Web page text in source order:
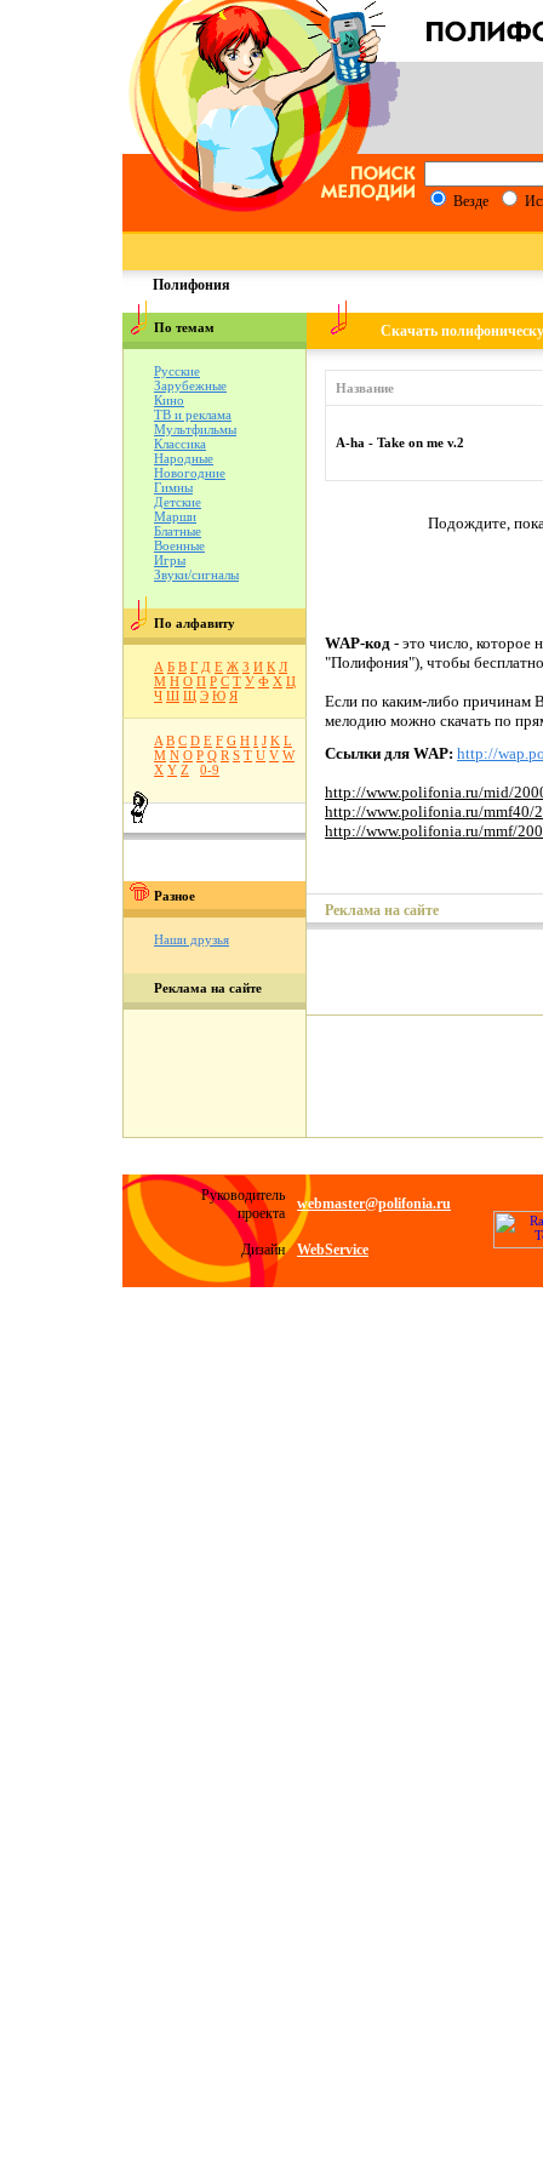
Везде
Полифония
По темам
Русские
Зарубежные
Кино
ТВ и реклама
Мультфильмы
Классика
Народные
Новогодние
Гимны
Детские
Марши
Блатные
Военные
Игры
Звуки/сигналы
По алфавиту
А Б В Г Д Е Ж З И К Л
М Н О П Р С Т У Ф Х Ц
Ч Ш Щ Э Ю Я
A B C D E F G H I J K L
M N O P Q R S T U V W
X Y Z 0-9
Разное
Наши друзья
Реклама на сайте
Скачать
Название
A-ha - Take on me v.2
Подождите,
WAP-код - это число, которое
"Полифония"), чтобы
Если по каким-либо причинам
мелодию можно скачать по
Ссылки для WAP: http://
http://www.polifonia.ru/mid/
http://www.polifonia.ru/mmf40/
http://www.polifonia.ru/mmf/
Реклама на сайте
Руководитель
проекта
webmaster@polifonia.ru
Дизайн WebService